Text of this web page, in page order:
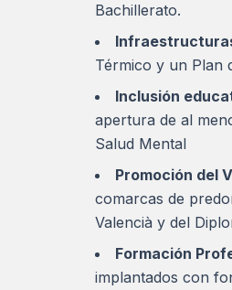
Bachillerato.
Térmico y un Plan
Inclusión
apertura de al
Salud Mental
Promoción del
comarcas de
Valencià y del
Formación
implantados con